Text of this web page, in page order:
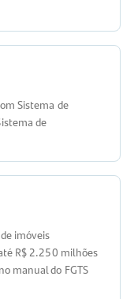
Sistema de
de
imóveis
R$ 2.250 milhões
manual do FGTS